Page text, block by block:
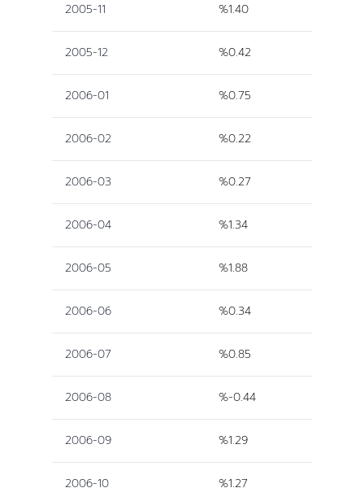
2005-11 %1.40
2005-12 %0.42
2006-01 %0.75
2006-02 %0.22
2006-03 %0.27
2006-04 %1.34
2006-05 %1.88
2006-06 %0.34
2006-07 %0.85
2006-08 %-0.44
2006-09 %1.29
2006-10 %1.27